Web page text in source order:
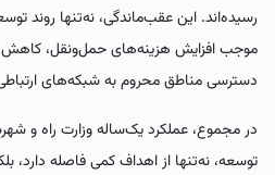
رسیده‌اند. این عقب‌ماندگی، نه‌تنها روند
موجب افزایش هزینه‌های حمل‌ونقل،
دسترسی مناطق محروم به شبکه‌های
در مجموع، عملکرد یک‌ساله وزارت راه و
توسعه، نه‌تنها از اهداف کمی فاصله دارد،